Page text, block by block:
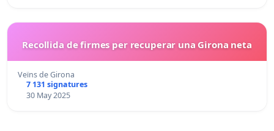
Recollida de firmes per recuperar una Girona neta
Veïns de Girona
7 131 signatures
30 May 2025